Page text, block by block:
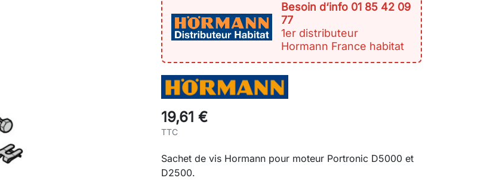
Besoin d‘info 01 85 42 09
77
1er distributeur
Hormann France habitat
19,61 €
TTC
Sachet de vis Hormann pour moteur Portronic D5000 et
D2500.